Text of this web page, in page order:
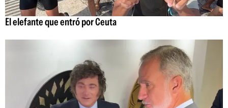
El elefante que entró por Ceuta